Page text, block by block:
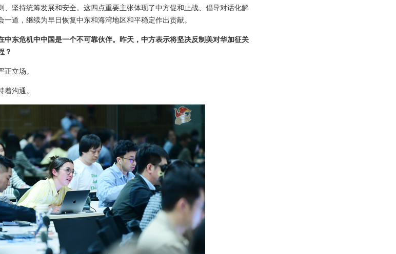
坚持统筹发展和安全。这四点重要主张体现了中方促和止战、倡导对话化解
道，继续为早日恢复中东和海湾地区和平稳定作出贡献。
中东危机中中国是一个不可靠伙伴。昨天，中方表示将坚决反制美对华加征关
？
立场。
沟通。